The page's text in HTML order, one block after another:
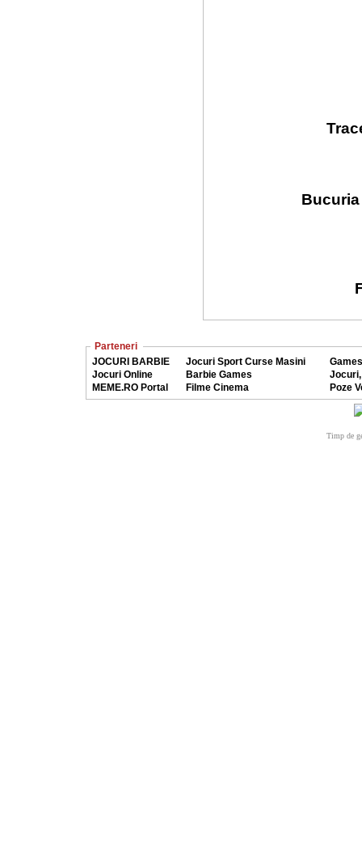
Parteneri
JOCURI BARBIE
Jocuri Sport Curse Masini
Jocuri Online
Barbie Games
MEME.RO Portal
Filme Cinema Poze
Timp de